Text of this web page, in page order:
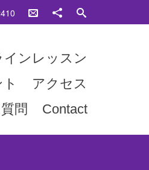
インレッスン
アクセス
問
Contact